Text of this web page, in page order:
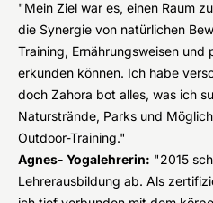
"Mein Ziel war es, einen Raum
die Synergie von natürlichen
Training, Ernährungsweisen und
erkunden können. Ich habe
doch Zahora bot alles, was ich
Naturstrände, Parks und
Outdoor-Training."
Agnes- Yogalehrerin: "2015
Lehrerausbildung ab. Als